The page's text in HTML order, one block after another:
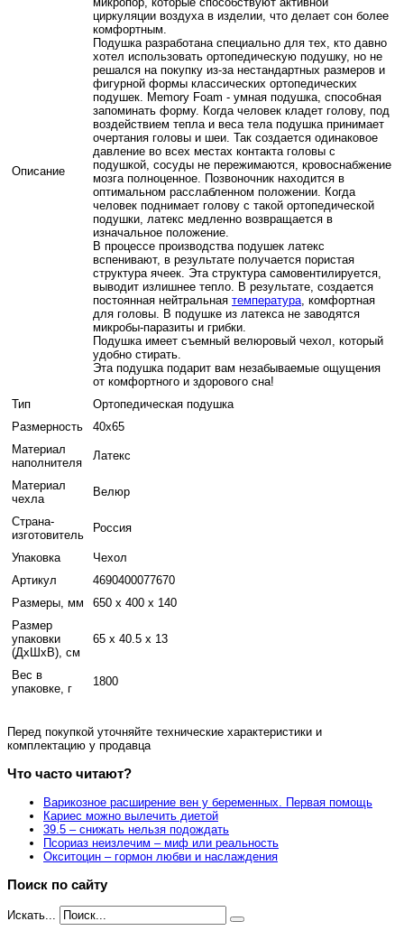
Описание
циркуляции воздуха в изделии, что делает сон более
комфортным.
Подушка разработана специально для тех, кто давно
хотел использовать ортопедическую подушку, но не
решался на покупку из-за нестандартных размеров и
фигурной формы классических ортопедических
подушек. Memory Foam - умная подушка, способная
запоминать форму. Когда человек кладет голову, под
воздействием тепла и веса тела подушка принимает
очертания головы и шеи. Так создается одинаковое
давление во всех местах контакта головы с
подушкой, сосуды не пережимаются, кровоснабжение
мозга полноценное. Позвоночник находится в
оптимальном расслабленном положении. Когда
человек поднимает голову с такой ортопедической
подушки, латекс медленно возвращается в
изначальное положение.
В процессе производства подушек латекс
вспенивают, в результате получается пористая
структура ячеек. Эта структура самовентилируется,
выводит излишнее тепло. В результате, создается
постоянная нейтральная температура, комфортная
для головы. В подушке из латекса не заводятся
микробы-паразиты и грибки.
Подушка имеет съемный велюровый чехол, который
удобно стирать.
Эта подушка подарит вам незабываемые ощущения
от комфортного и здорового сна!
Тип
Ортопедическая подушка
Размерность
40x65
Материал
наполнителя
Латекс
Материал
чехла
Велюр
Страна-
изготовитель
Россия
Упаковка
Чехол
Артикул
4690400077670
Размеры, мм
650 x 400 x 140
Размер
упаковки
(ДхШхВ), см
65 x 40.5 x 13
Вес в
упаковке, г
1800
Перед покупкой уточняйте технические характеристики и
комплектацию у продавца
Что часто читают?
Варикозное расширение вен у беременных. Первая помощь
Кариес можно вылечить диетой
39.5 – снижать нельзя подождать
Псориаз неизлечим – миф или реальность
Окситоцин – гормон любви и наслаждения
Поиск по сайту
Искать...